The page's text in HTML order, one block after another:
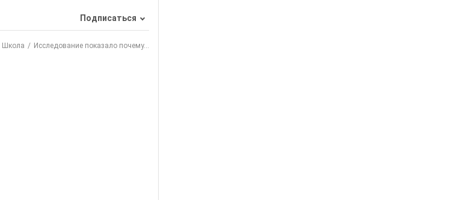
Подписаться
Школа Исследование показало почему...